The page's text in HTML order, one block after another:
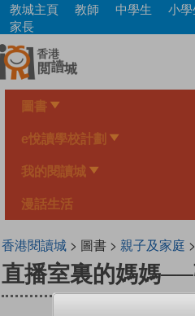
Skip
main
content
教城主頁 教師 中學生
小學
家長
圖書
e悅讀學校計劃
我的閱讀城
漫話生活
香港閱讀城> 圖書 > 親子及家庭 >
直播室裏的媽媽